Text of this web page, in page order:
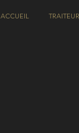
ACCUEIL TRAITEUR